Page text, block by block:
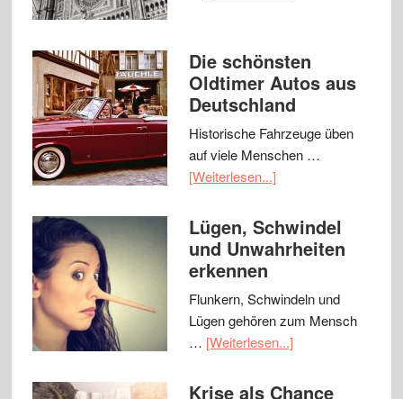
Die schönsten
Oldtimer Autos aus
Deutschland
Historische Fahrzeuge üben
auf viele Menschen …
[Weiterlesen...]
Lügen, Schwindel
und Unwahrheiten
erkennen
Flunkern, Schwindeln und
Lügen gehören zum Mensch
… [Weiterlesen...]
Krise als Chance